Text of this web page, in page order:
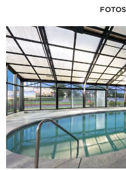
FOTOS